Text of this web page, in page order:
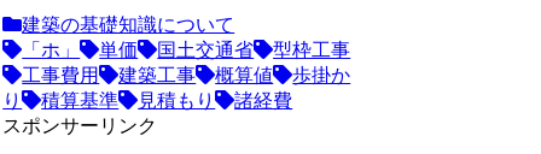
建築の基礎知識について
「ホ」
単価 国土交通省
型枠工事
工事費用
建築工事 概算値
歩掛か
り
積算基準 見積もり
諸経費
スポンサーリンク